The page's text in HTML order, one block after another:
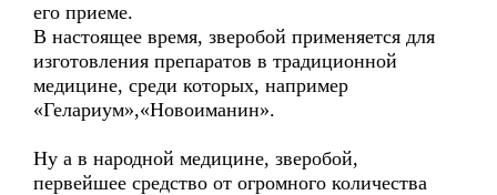
его приеме.
В настоящее время, зверобой применяется для
изготовления препаратов в традиционной
медицине, среди которых, например
«Гелариум»,«Новоиманин».
Ну а в народной медицине, зверобой,
первейшее средство от огромного количества